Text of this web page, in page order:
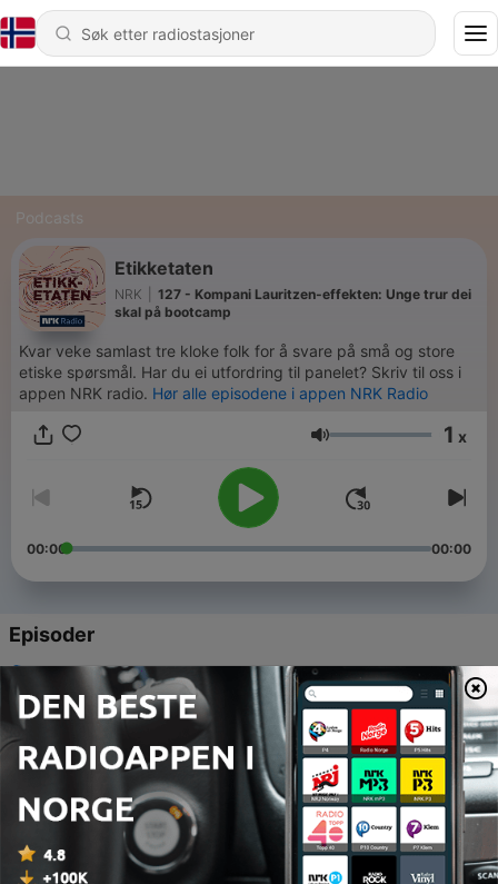
Podcasts
Etikketaten
NRK
127 - Kompani Lauritzen-effekten: Unge trur dei
skal på bootcamp
Kvar veke samlast tre kloke folk for å svare på små og store
etiske spørsmål. Har du ei utfordring til panelet? Skriv til oss i
appen NRK radio. Hør alle episodene i appen NRK Radio
Volum 1 x
00:00 00:00
Episoder
127
Kompani Lauritzen-effekten: Unge trur dei skal
på bootcamp
02 juli 2024
125 - Kan manifestering gjere livet betre?
07 mai 2024
124 - Hør alle episodene i NRK Radio
23 mars 2024